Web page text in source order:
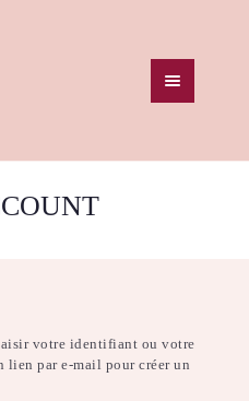
votre identifiant ou votre
lien par e-mail pour créer un